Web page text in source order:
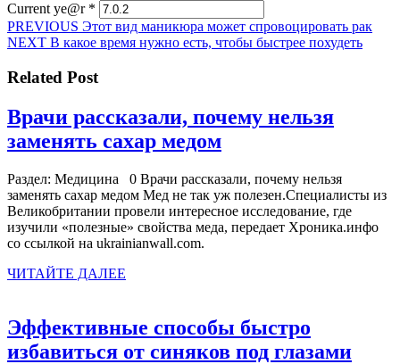
Current ye@r *
Навигация
по
записям
PREVIOUS Предыдущая
запись:
Этот вид маникюра может спровоцировать рак
NEXT Следующая
В какое время нужно есть, чтобы быстрее похудеть
Related Post
Врачи рассказали, почему нельзя
заменять сахар медомВрачи
почему
нельзя
заменять
Раздел: Медицина 0 Врачи рассказали, почему нельзя
заменять сахар медом Мед не так уж полезен.Специалисты из
Великобритании провели интересное исследование, где
изучили «полезные» свойства меда, передает Хроника.инфо
со ссылкой на ukrainianwall.com.
ЧИТАЙТЕ ДАЛЕЕ
Эффективные способы быстро
избавиться от синяков под глазами